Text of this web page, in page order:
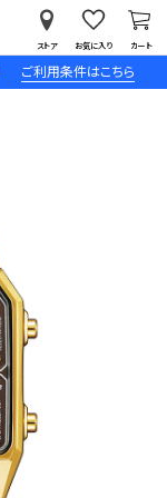
ご利用条件はこちら
ストア お気に入り カート